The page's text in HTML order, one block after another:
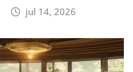
jul 14, 2026